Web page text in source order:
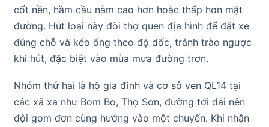
cốt nền, hầm cầu nằm cao hơn hoặc thấp hơn mặt
đường. Hút loại này đòi thợ quen địa hình để đặt xe
đúng chỗ và kéo ống theo độ dốc, tránh trào ngược
khi hút, đặc biệt vào mùa mưa đường trơn.
Nhóm thứ hai là hộ gia đình và cơ sở ven QL14 tại
các xã xa như Bom Bo, Thọ Sơn, đường tới dài nên
đội gom đơn cùng hướng vào một chuyến. Khi nhận